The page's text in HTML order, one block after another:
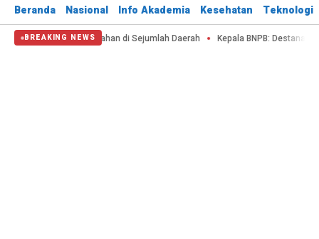
Beranda Nasional Info Akademia Kesehatan Teknologi
BREAKING NEWS
Lahan di Sejumlah Daerah Kepala BNPB: Destana Selamatkan